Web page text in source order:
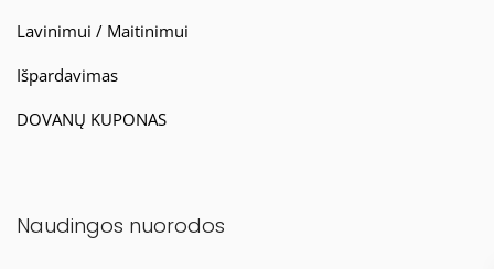
Lavinimui / Maitinimui
Išpardavimas
DOVANŲ KUPONAS
Naudingos nuorodos